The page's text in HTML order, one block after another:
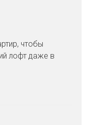
чтобы
лофт даже в